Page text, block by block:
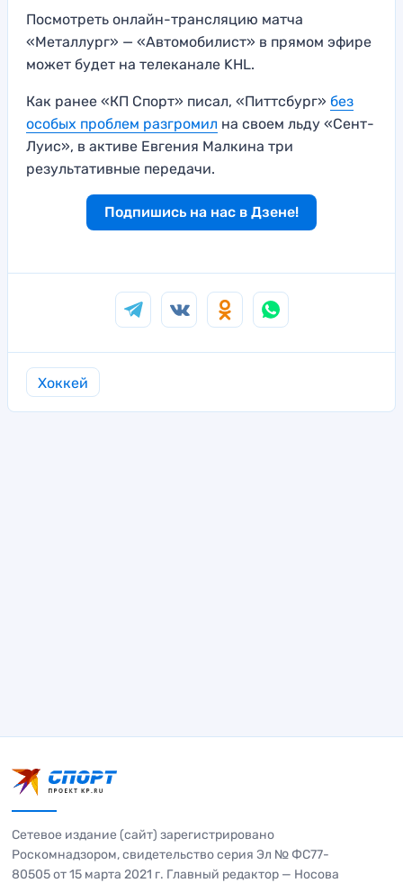
Посмотреть онлайн-трансляцию матча
«Металлург» — «Автомобилист» в прямом эфире
может будет на телеканале KHL.
Как ранее «КП Спорт» писал, «Питтсбург» без
особых проблем разгромил на своем льду «Сент-
Луис», в активе Евгения Малкина три
результативные передачи.
Подпишись на нас в Дзене!
Хоккей
Сетевое издание (сайт) зарегистрировано
Роскомнадзором, свидетельство серия Эл № ФС77-
80505 от 15 марта 2021 г. Главный редактор — Носова